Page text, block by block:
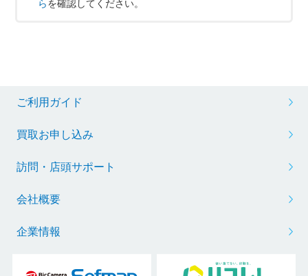
らを確認してください。
ご利用ガイド
買取お申し込み
訪問・店頭サポート
会社概要
企業情報